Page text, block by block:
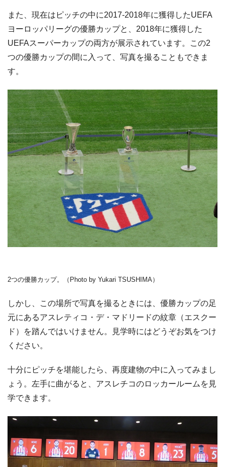
また、現在はピッチの中に2017-2018年に獲得したUEFA
ヨーロッパリーグの優勝カップと、2018年に獲得した
UEFAスーパーカップの両方が展示されています。この2
つの優勝カップの間に入って、写真を撮ることもできま
す。
2つの優勝カップ。（Photo by Yukari TSUSHIMA）
しかし、この場所で写真を撮るときには、優勝カップの足
元にあるアスレティコ・デ・マドリードの紋章（エスクー
ド）を踏んではいけません。見学時にはどうぞお気をつけ
ください。
十分にピッチを堪能したら、再度建物の中に入ってみまし
ょう。左手に曲がると、アスレチコのロッカールームを見
学できます。